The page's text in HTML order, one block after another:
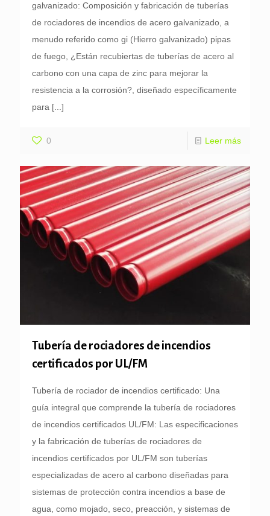
galvanizado: Composición y fabricación de tuberías
de rociadores de incendios de acero galvanizado, a
menudo referido como gi (Hierro galvanizado) pipas
de fuego, ¿Están recubiertas de tuberías de acero al
carbono con una capa de zinc para mejorar la
resistencia a la corrosión?, diseñado específicamente
para [...]
0 Leer más
Tubería de rociadores de incendios
certificados por UL/FM
Tubería de rociador de incendios certificado: Una
guía integral que comprende la tubería de rociadores
de incendios certificados UL/FM: Las especificaciones
y la fabricación de tuberías de rociadores de
incendios certificados por UL/FM son tuberías
especializadas de acero al carbono diseñadas para
sistemas de protección contra incendios a base de
agua, como mojado, seco, preacción, y sistemas de